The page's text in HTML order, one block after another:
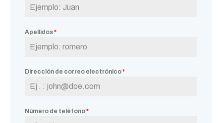
Apellidos*
Dirección de correo electrónico*
Número de teléfono*